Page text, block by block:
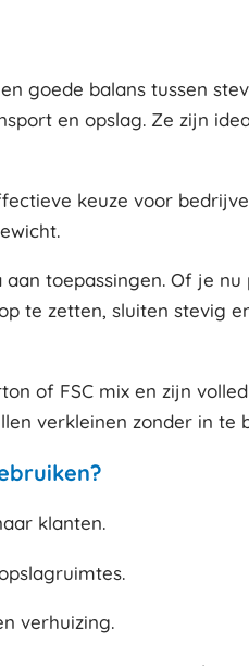
goede balans tussen
en opslag. Ze zijn
keuze voor
toepassingen. Of je
te zetten, sluiten stevig
of FSC mix en zijn
verkleinen zonder in te
klanten.
verhuizing.